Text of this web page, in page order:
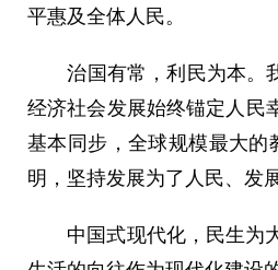
平惠及全体人民。
治国有常，利民为本。我
经济社会发展始终锚定人民
基本同步，全球规模最大
明，坚持发展为了人民、发
中国式现代化，民生为大